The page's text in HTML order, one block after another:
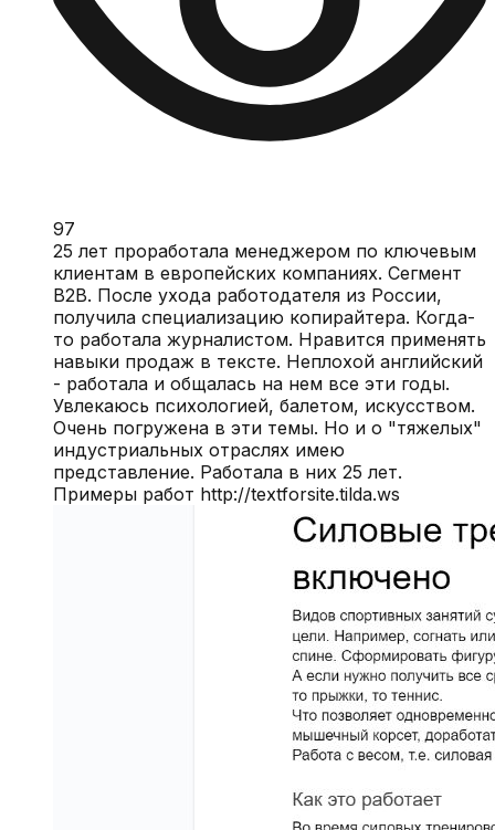
97
25 лет проработала менеджером по ключевым
клиентам в европейских компаниях. Сегмент
B2B. После ухода работодателя из России,
получила специализацию копирайтера. Когда-
то работала журналистом. Нравится применять
навыки продаж в тексте. Неплохой английский
- работала и общалась на нем все эти годы.
Увлекаюсь психологией, балетом, искусством.
Очень погружена в эти темы. Но и о "тяжелых"
индустриальных отраслях имею
представление. Работала в них 25 лет.
Примеры работ http://textforsite.tilda.ws